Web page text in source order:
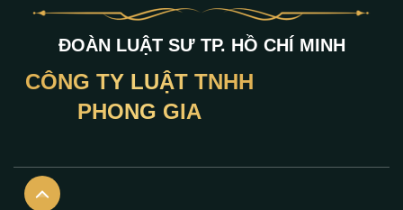
ĐOÀN LUẬT SƯ TP. HỒ CHÍ MINH
CÔNG TY LUẬT TNHH
PHONG GIA